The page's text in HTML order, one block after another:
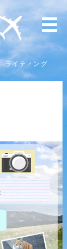
ライティング